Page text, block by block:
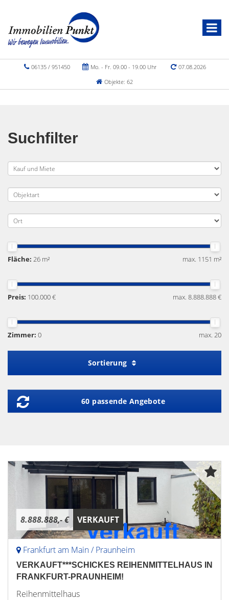
06135 / 951450 Mo. - Fr. 09.00 - 19.00 Uhr
07.08.2026
Objekte: 62
Suchfilter
Fläche: 26 m² max. 1151 m²
Preis: 100.000 € max. 8.888.888 €
Zimmer: 0 max. 20
Sortierung
60 passende Angebote
8.888.888,- € VERKAUFT
Frankfurt am Main / Praunheim
VERKAUFT***SCHICKES REIHENMITTELHAUS IN
FRANKFURT-PRAUNHEIM!
Reihenmittelhaus